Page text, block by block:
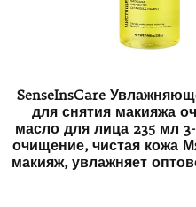
SenseInsCare
для снятия макияжа
масло для лица 235 мл
очищение, чистая кожа
макияж, увлажняет